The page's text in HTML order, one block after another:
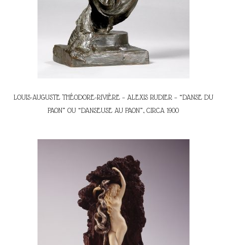
LOUIS-AUGUSTE THÉODORE-RIVIÈRE – ALEXIS RUDIER – “DANSE DU
PAON” OU “DANSEUSE AU PAON”, CIRCA 1900